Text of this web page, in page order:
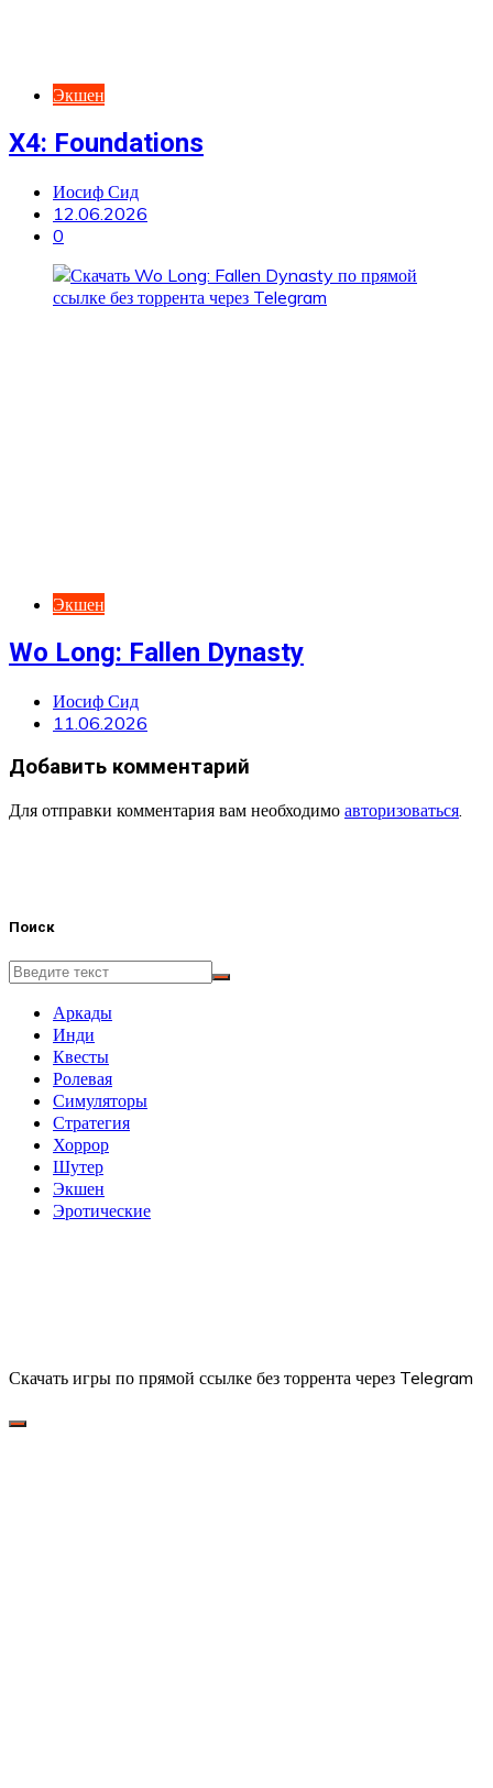
Экшен
X4: Foundations
Иосиф Сид
12.06.2026
0
Экшен
Wo Long: Fallen Dynasty
Иосиф Сид
11.06.2026
Добавить комментарий
Для отправки комментария вам необходимо авторизоваться.
Поиск
Аркады
Инди
Квесты
Ролевая
Симуляторы
Стратегия
Хоррор
Шутер
Экшен
Эротические
Скачать игры по прямой ссылке без торрента через Telegram